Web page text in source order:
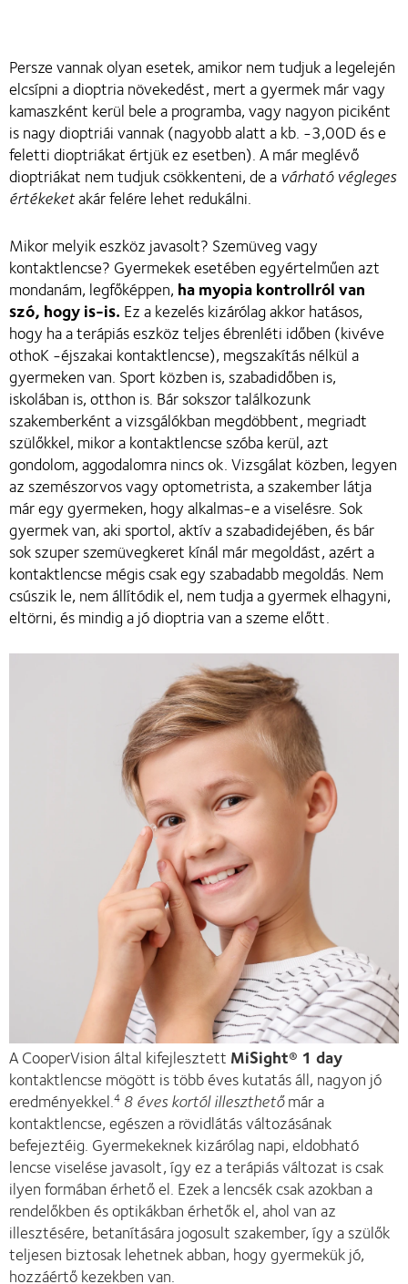
Persze vannak olyan esetek, amikor nem tudjuk a legelején
elcsípni a dioptria növekedést, mert a gyermek már vagy
kamaszként kerül bele a programba, vagy nagyon piciként
is nagy dioptriái vannak (nagyobb alatt a kb. -3,00D és e
feletti dioptriákat értjük ez esetben). A már meglévő
dioptriákat nem tudjuk csökkenteni, de a várható végleges
értékeketakár felére lehet redukálni.
Mikor melyik eszköz javasolt? Szemüveg vagy
kontaktlencse? Gyermekek esetében egyértelműen azt
mondanám, legfőképpen, ha myopia kontrollról van
szó, hogy is-is. Ez a kezelés kizárólag akkor hatásos,
hogy ha a terápiás eszköz teljes ébrenléti időben (kivéve
othoK -éjszakai kontaktlencse), megszakítás nélkül a
gyermeken van. Sport közben is, szabadidőben is,
iskolában is, otthon is. Bár sokszor találkozunk
szakemberként a vizsgálókban megdöbbent, megriadt
szülőkkel, mikor a kontaktlencse szóba kerül, azt
gondolom, aggodalomra nincs ok. Vizsgálat közben, legyen
az szemészorvos vagy optometrista, a szakember látja
már egy gyermeken, hogy alkalmas-e a viselésre. Sok
gyermek van, aki sportol, aktív a szabadidejében, és bár
sok szuper szemüvegkeret kínál már megoldást, azért a
kontaktlencse mégis csak egy szabadabb megoldás. Nem
csúszik le, nem állítódik el, nem tudja a gyermek elhagyni,
eltörni, és mindig a jó dioptria van a szeme előtt.
A CooperVision által kifejlesztett MiSight® 1 day
kontaktlencse mögött is több éves kutatás áll, nagyon jó
eredményekkel.4 8 éves kortól illeszthetőmár a
kontaktlencse, egészen a rövidlátás változásának
befejeztéig. Gyermekeknek kizárólag napi, eldobható
lencse viselése javasolt, így ez a terápiás változat is csak
ilyen formában érhető el. Ezek a lencsék csak azokban a
rendelőkben és optikákban érhetők el, ahol van az
illesztésére, betanítására jogosult szakember, így a szülők
teljesen biztosak lehetnek abban, hogy gyermekük jó,
hozzáértő kezekben van.